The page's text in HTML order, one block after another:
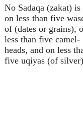
No Sadaqa (zakat) is
on less than five
of (dates or grains),
less than five camel-
heads, and on less
five uqiyas (of